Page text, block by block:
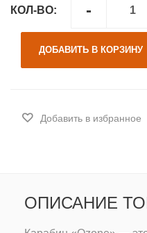
КОЛ-ВО: -
ДОБАВИТЬ В КОРЗИНУ
Добавить в избранное
ОПИСАНИЕ